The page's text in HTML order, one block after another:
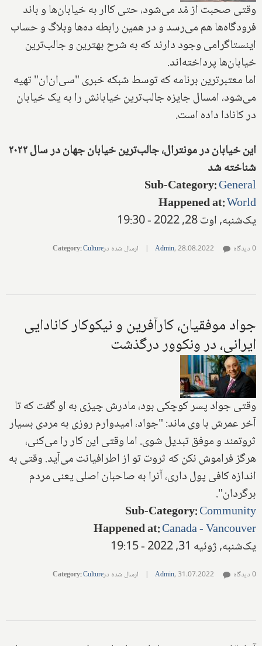
وقتی صحبت از مُد می‌شود، حتی کاار به خیابان‌ها و باند
فرودگاه‌ها هم می‌رسد و در همین رابطه ده‌ها وبلاگ و حساب
اینستاگرامی وجود دارند که به شرح بهترین و جالب‌ترین
خیابان‌ها پرداخته‌اند.
اما معتبرترین برنامه که توسط شبکه خبری "سی‌ان‌ان" تهیه
می‌شود، امسال جایزه جالب‌ترین خیابانش را به یک خیابان
در کانادا داده است.
این خیابان در مونترال، جالب‌ترین خیابان جهان در سال ۲۰۲۲
شناخته شد
Sub-Category:General
Happened at:World
یک‌شنبه, اوت 28, 2022 - 19:30
Admin,28.08.2022
| ارسال شده در Category:Culture 0 دیدگاه
جواد موفقیان، کارآفرین و نیکوکار کانادایی
ایرانی، در ونکوور درگذشت
وقتی جواد پسر کوچکی بود، مادرش چیزی به او گفت که تا
آخر عمرش با وی ماند: "جواد، امیدوارم روزی به مردی بسیار
ثروتمند و موفق تبدیل شوی. اما وقتی این کار را می‌کنی،
هرگز فراموش نکن که ثروت تو از اطرافیانت می‌آید. وقتی به
اندازه کافی پول داری، آنرا به صاحبان اصلی یعنی مردم
برگردان".
Sub-Category:Community
Happened at:Canada - Vancouver
یک‌شنبه, ژوئیه 31, 2022 - 19:15
Admin,31.07.2022
| ارسال شده در Category:Culture 0 دیدگاه